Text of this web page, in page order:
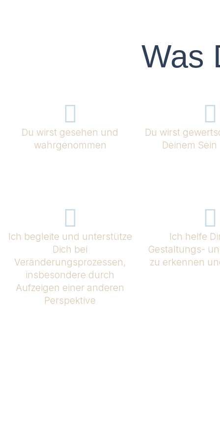
Was
Du wirst gesehen und
wahrgenommen
Du wirst
Deinem
Ich begleite und unterstütze
Dich bei
Veränderungsprozessen,
insbesondere durch
Aufzeigen einer anderen
Perspektive
Ich helfe
Gestaltungs-
zu erkennen